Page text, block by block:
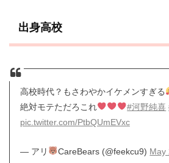
出身高校
高校時代？もさわやかイケメンすぎる
絶対モテただろこれ
#河野純喜
pic.twitter.com/PtbQUmEVxc
— アリ CareBears (@feekcu9) May